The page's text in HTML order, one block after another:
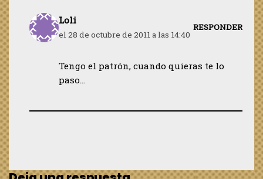
Loli
el 28 de octubre de 2011 a las 14:40
RESPONDER
Tengo el patrón, cuando quieras te lo
paso…